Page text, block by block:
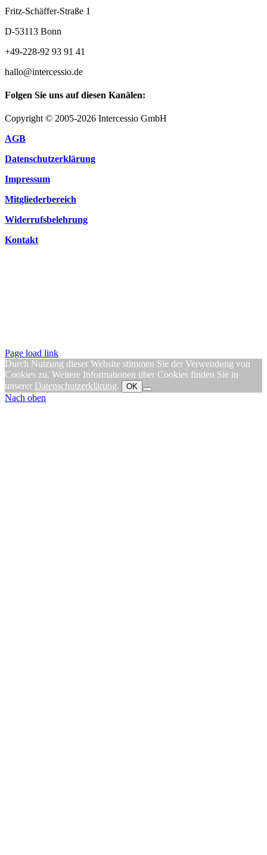
Fritz-Schäffer-Straße 1
D-53113 Bonn
+49-228-92 93 91 41
hallo@intercessio.de
Folgen Sie uns auf diesen Kanälen:
Copyright © 2005-2026 Intercessio GmbH
AGB
Datenschutzerklärung
Impressum
Mitgliederbereich
Widerrufsbelehrung
Kontakt
Page load link
Durch Nutzung dieser Website stimmen Sie der Verwendung von
Cookies zu. Weitere Informationen über Cookies finden Sie in
unserer Datenschutzerklärung. OK
Nach oben